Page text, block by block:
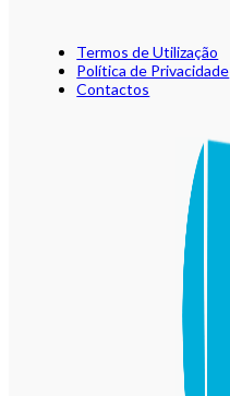
Termos de Utilização
Política de Privacidade
Contactos